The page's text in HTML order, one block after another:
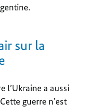
sur la
l’Ukraine a aussi
guerre n’est